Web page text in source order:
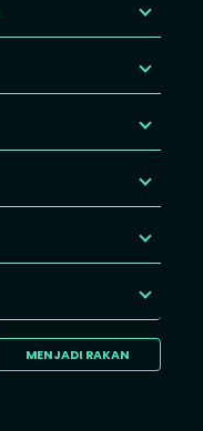
MENJADI RAKAN